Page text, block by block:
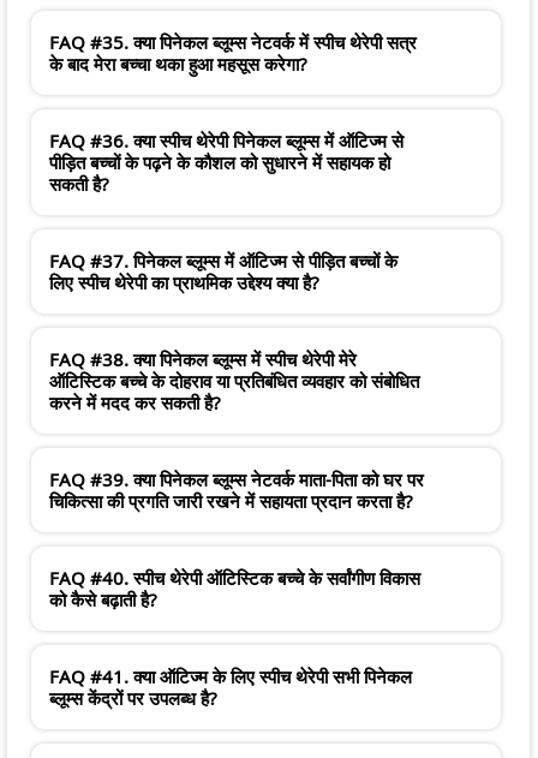
FAQ #35. क्या पिनेकल ब्लूम्स नेटवर्क में स्पीच थेरेपी सत्र
के बाद मेरा बच्चा थका हुआ महसूस करेगा?
FAQ #36. क्या स्पीच थेरेपी पिनेकल ब्लूम्स में ऑटिज्म से
पीड़ित बच्चों के पढ़ने के कौशल को सुधारने में सहायक हो
सकती है?
FAQ #37. पिनेकल ब्लूम्स में ऑटिज्म से पीड़ित बच्चों के
लिए स्पीच थेरेपी का प्राथमिक उद्देश्य क्या है?
FAQ #38. क्या पिनेकल ब्लूम्स में स्पीच थेरेपी मेरे
ऑटिस्टिक बच्चे के दोहराव या प्रतिबंधित व्यवहार को संबोधित
करने में मदद कर सकती है?
FAQ #39. क्या पिनेकल ब्लूम्स नेटवर्क माता-पिता को घर पर
चिकित्सा की प्रगति जारी रखने में सहायता प्रदान करता है?
FAQ #40. स्पीच थेरेपी ऑटिस्टिक बच्चे के सर्वांगीण विकास
को कैसे बढ़ाती है?
FAQ #41. क्या ऑटिज्म के लिए स्पीच थेरेपी सभी पिनेकल
ब्लूम्स केंद्रों पर उपलब्ध है?